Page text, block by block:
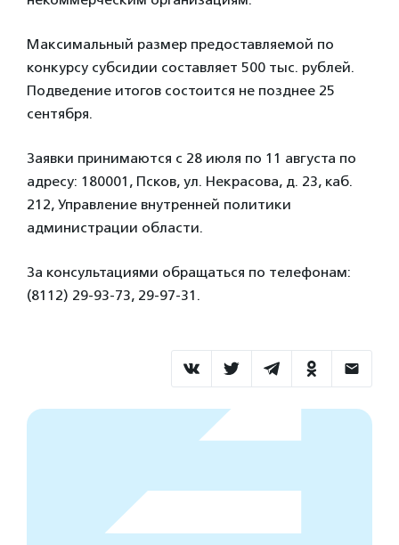
Максимальный размер предоставляемой по
конкурсу субсидии составляет 500 тыс. рублей.
Подведение итогов состоится не позднее 25
сентября.
Заявки принимаются с 28 июля по 11 августа по
адресу: 180001, Псков, ул. Некрасова, д. 23, каб.
212, Управление внутренней политики
администрации области.
За консультациями обращаться по телефонам:
(8112) 29-93-73, 29-97-31.